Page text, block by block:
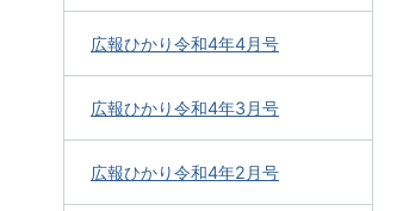
広報ひかり令和4年4月号
広報ひかり令和4年3月号
広報ひかり令和4年2月号